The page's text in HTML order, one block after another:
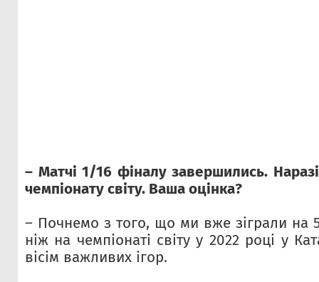
– Матчі 1/16 фіналу завершились.
чемпіонату світу. Ваша оцінка?
– Почнемо з того, що ми вже зіграли на
ніж на чемпіонаті світу у 2022 році у
вісім важливих ігор.